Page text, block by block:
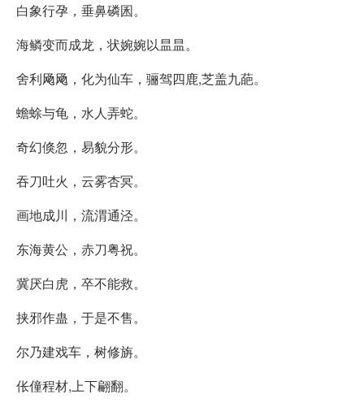
白象行孕，垂鼻磷囷。
海鳞变而成龙，状婉婉以昷昷。
舍利飏飏，化为仙车，骊驾四鹿,芝盖九葩。
蟾蜍与龟，水人弄蛇。
奇幻倏忽，易貌分形。
吞刀吐火，云雾杏冥。
画地成川，流渭通泾。
东海黄公，赤刀粤祝。
冀厌白虎，卒不能救。
挟邪作蛊，于是不售。
尔乃建戏车，树修旃。
伥僮程材,上下翩翻。